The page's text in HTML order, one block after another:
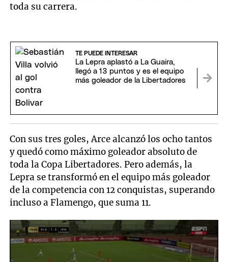
toda su carrera.
TE PUEDE INTERESAR
La Lepra aplastó a La Guaira,
llegó a 13 puntos y es el equipo
más goleador de la Libertadores
Con sus tres goles, Arce alcanzó los ocho tantos
y quedó como máximo goleador absoluto de
toda la Copa Libertadores. Pero además, la
Lepra se transformó en el equipo más goleador
de la competencia con 12 conquistas, superando
incluso a Flamengo, que suma 11.